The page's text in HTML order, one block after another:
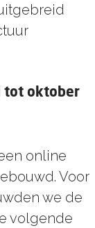
tot oktober
online
Voor
we de
volgende